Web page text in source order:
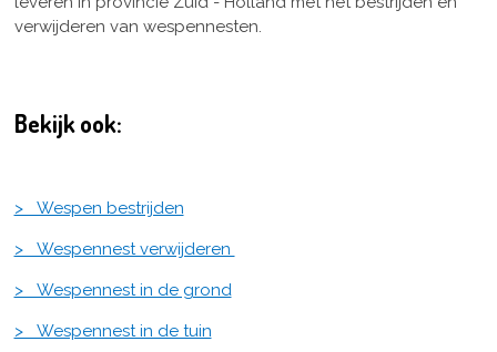
verwijderen van wespennesten.
Bekijk ook:
> Wespen bestrijden
> Wespennest verwijderen
> Wespennest in de grond
> Wespennest in de tuin